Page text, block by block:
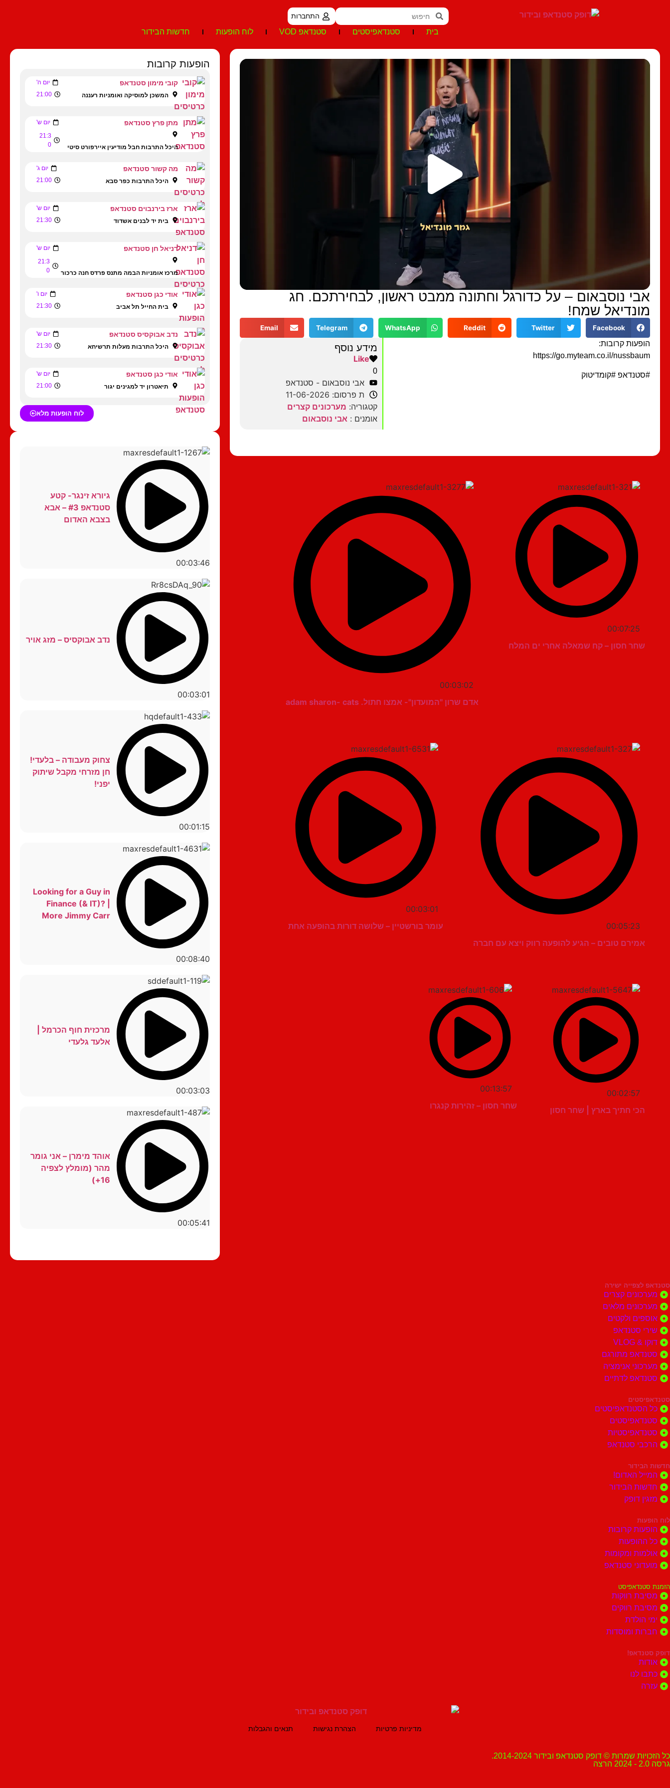
התחברות
בית סטנדאפיסטים סטנדאפ VOD לוח הופעות חדשות הבידור
אבי נוסבאום – על כדורגל וחתונה ממבט ראשון, לבחירתכם. חג
מונדיאל שמח!
Facebook
Twitter
Reddit
WhatsApp
Telegram
Email
הופעות קרובות:
https://go.myteam.co.il/nussbaum
#סטנדאפ #קומדיטוק
מידע נוסף
Like
0
אבי נוסבאום - סטנדאפ
ת פרסום: 11-06-2026
קטגוריה: מערכונים קצרים
אומנים : אבי נוסבאום
00:07:25
שחר חסון – קח שמאלה אחרי ים המלח
00:03:02
אדם שרון "המועדון"- אמצו חתול. adam sharon- cats
00:05:23
אמירם טובים – הגיע להופעה רווק ויצא עם חברה
00:03:01
עומר בורשטיין – שלושה דורות בהופעה אחת
00:02:57
הכי חתיך בארץ | שחר חסון
00:13:57
שחר חסון – זהירות קנגרו
הופעות קרובות
קובי מימון סטנדאפ יום ה'
המשכן למוסיקה ואומניות רעננה 21:00
מתן פרץ סטנדאפ יום ש'
היכל התרבות חבל מודיעין איירפורט סיטי
21:3
0
מה קשור סטנדאפ יום ג'
היכל התרבות כפר סבא 21:00
ארז בירנבוים סטנדאפ יום ש'
בית יד לבנים אשדוד 21:30
דניאל חן סטנדאפ יום ש'
מרכז אומניות הבמה מתנס פרדס חנה כרכור
21:3
0
אודי כגן סטנדאפ יום ו'
בית החייל תל אביב 21:30
נדב אבוקסיס סטנדאפ יום ש'
היכל התרבות מעלות תרשיחא 21:30
אודי כגן סטנדאפ יום ש'
תיאטרון יד למגינים יגור 21:00
לוח הופעות מלא
00:03:46
גיורא זינגר- קטע
סטנדאפ #3 – אבא
בצבא האדום
00:03:01
נדב אבוקסיס – מזג אויר
00:01:15
צחוק מעבודה – בלעדי!
חן מזרחי מקבל שיתוק
יפני!
00:08:40
Looking for a Guy in
Finance (& IT)? |
More Jimmy Carr
00:03:03
מרכזית חוף הכרמל |
אלעד גלעדי
00:05:41
אוהד מימרן – אני גומר
מהר (מומלץ לצפיה
16+)
סטנדאפ לצפייה ישירה
מערכונים קצרים
מערכונים מלאים
אוספים ולקטים
שירי סטנדאפ
דוקו & VLOG
סטנדאפ מתורגם
מערכוני אנימציה
סטנדאפ לדתיים
סטנדאפיסטים
כל הסטנדאפיסטים
סטנדאפיסטים
סטנדאפיסטיות
הרכבי סטנדאפ
חדשות הבידור
המייל האדום!
חדשות הבידור
מזגין דופק
לוח הופעות
הופעות קרובות
כל ההופעות
אולמות ומקומות
מועדוני סטנדאפ
הזמנת סטנדאפיסט
מסיבת רווקות
מסיבת רווקים
ימי הולדת
חברות ומוסדות
דופק סטנדאפ!
אודות
כתבו לנו
עזרה
מדיניות פרטיות הצהרת נגישות תנאים והגבלות
כל הזכויות שמרות © דופק סטנדאפ ובידור 2014-2024.
גרסה 2.0 - 2024 הרצה